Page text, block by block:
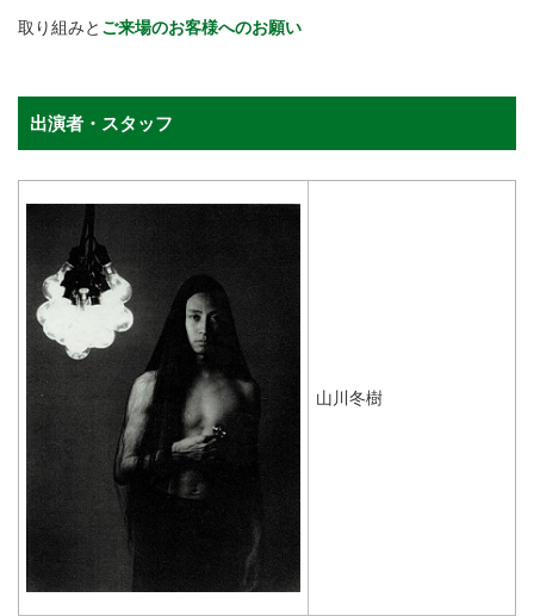
取り組みと ご来場のお客様へのお願い
出演者・スタッフ
山川冬樹